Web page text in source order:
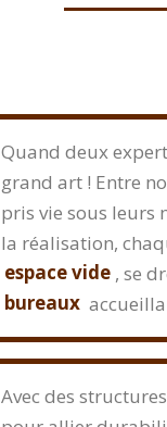
Quand deux
grand art ! Entre
pris vie sous leurs
la réalisation,
espace vide , se
bureaux
Avec des